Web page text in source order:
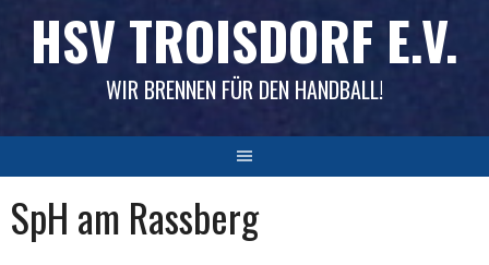
HSV TROISDORF E.V.
WIR BRENNEN FÜR DEN HANDBALL!
SpH am Rassberg